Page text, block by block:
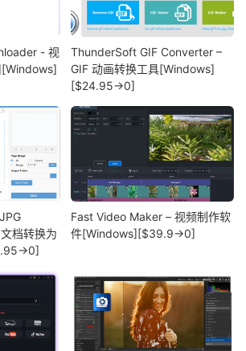
- 视
ThunderSoft GIF Converter –
GIF 动画转换工具[Windows]
[$24.95→0]
档转换为
Fast Video Maker – 视频制作软
件[Windows][$39.9→0]